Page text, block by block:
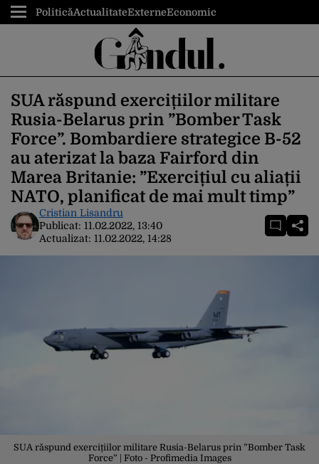
PoliticăActualitateExterneEconomic
SUA răspund exercițiilor militare
Rusia-Belarus prin ”Bomber Task
Force”. Bombardiere strategice B-52
au aterizat la baza Fairford din
Marea Britanie: ”Exercițiul cu aliații
NATO, planificat de mai mult timp”
Cristian Lisandru
Publicat: 11.02.2022, 13:40
Actualizat: 11.02.2022, 14:28
SUA răspund exercițiilor militare Rusia-Belarus prin ”Bomber Task
Force” | Foto - Profimedia Images